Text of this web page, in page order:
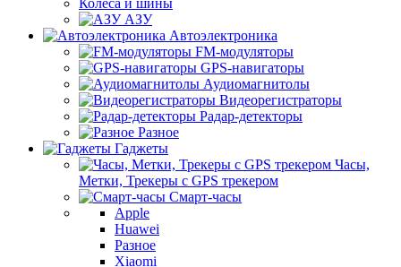
Колеса и шины
АЗУ
Автоэлектроника
FM-модуляторы
GPS-навигаторы
Аудиомагнитолы
Видеорегистраторы
Радар-детекторы
Разное
Гаджеты
Часы,
Метки, Трекеры с GPS трекером
Смарт-часы
Apple
Huawei
Разное
Xiaomi